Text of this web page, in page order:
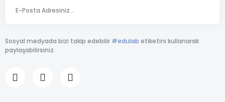
Sosyal medyada bizi takip edebilir #edulab etiketini kullanarak
paylaşabilirsiniz.